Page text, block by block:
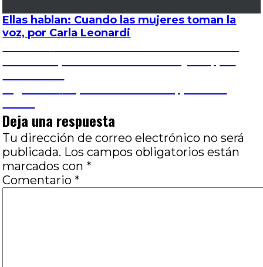
Ellas hablan: Cuando las mujeres toman la
voz, por Carla Leonardi
Navegación
de
entradas
Deja una respuesta
Tu dirección de correo electrónico no será
publicada. Los campos obligatorios están
marcados con *
Comentario *